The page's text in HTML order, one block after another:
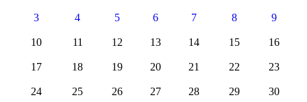
3 4 5 6 7 8 9
10 11 12 13 14 15 16
17 18 19 20 21 22 23
24 25 26 27 28 29 30